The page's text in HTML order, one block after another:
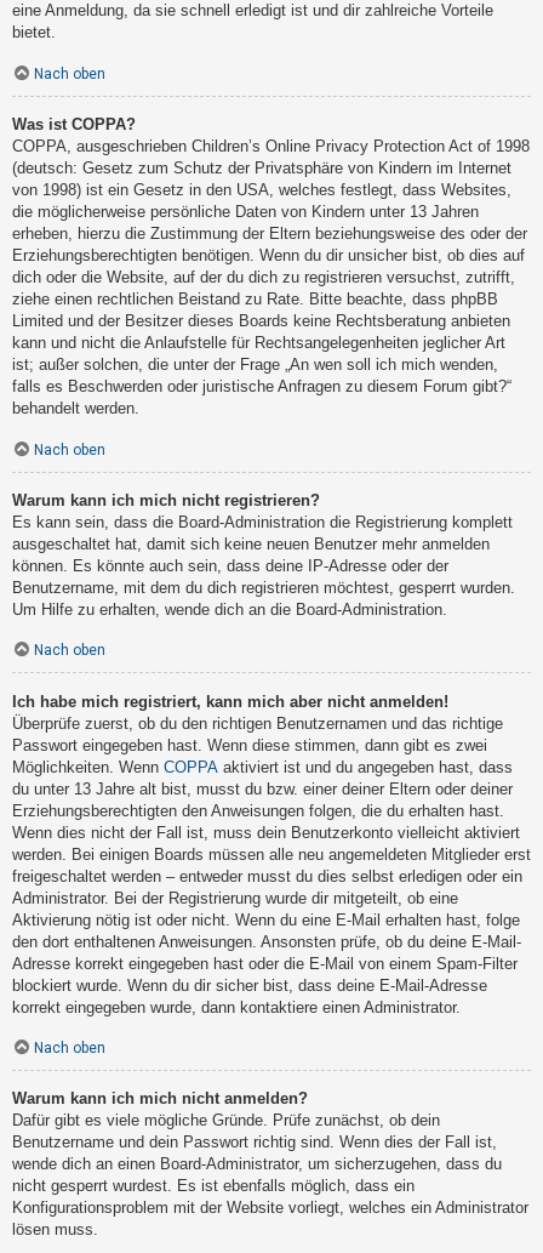
eine Anmeldung, da sie schnell erledigt ist und dir zahlreiche Vorteile
bietet.
Nach oben
Was ist COPPA?
COPPA, ausgeschrieben Children’s Online Privacy Protection Act of 1998
(deutsch: Gesetz zum Schutz der Privatsphäre von Kindern im Internet
von 1998) ist ein Gesetz in den USA, welches festlegt, dass Websites,
die möglicherweise persönliche Daten von Kindern unter 13 Jahren
erheben, hierzu die Zustimmung der Eltern beziehungsweise des oder der
Erziehungsberechtigten benötigen. Wenn du dir unsicher bist, ob dies auf
dich oder die Website, auf der du dich zu registrieren versuchst, zutrifft,
ziehe einen rechtlichen Beistand zu Rate. Bitte beachte, dass phpBB
Limited und der Besitzer dieses Boards keine Rechtsberatung anbieten
kann und nicht die Anlaufstelle für Rechtsangelegenheiten jeglicher Art
ist; außer solchen, die unter der Frage „An wen soll ich mich wenden,
falls es Beschwerden oder juristische Anfragen zu diesem Forum gibt?“
behandelt werden.
Nach oben
Warum kann ich mich nicht registrieren?
Es kann sein, dass die Board-Administration die Registrierung komplett
ausgeschaltet hat, damit sich keine neuen Benutzer mehr anmelden
können. Es könnte auch sein, dass deine IP-Adresse oder der
Benutzername, mit dem du dich registrieren möchtest, gesperrt wurden.
Um Hilfe zu erhalten, wende dich an die Board-Administration.
Nach oben
Ich habe mich registriert, kann mich aber nicht anmelden!
Überprüfe zuerst, ob du den richtigen Benutzernamen und das richtige
Passwort eingegeben hast. Wenn diese stimmen, dann gibt es zwei
Möglichkeiten. Wenn COPPA aktiviert ist und du angegeben hast, dass
du unter 13 Jahre alt bist, musst du bzw. einer deiner Eltern oder deiner
Erziehungsberechtigten den Anweisungen folgen, die du erhalten hast.
Wenn dies nicht der Fall ist, muss dein Benutzerkonto vielleicht aktiviert
werden. Bei einigen Boards müssen alle neu angemeldeten Mitglieder erst
freigeschaltet werden – entweder musst du dies selbst erledigen oder ein
Administrator. Bei der Registrierung wurde dir mitgeteilt, ob eine
Aktivierung nötig ist oder nicht. Wenn du eine E-Mail erhalten hast, folge
den dort enthaltenen Anweisungen. Ansonsten prüfe, ob du deine E-Mail-
Adresse korrekt eingegeben hast oder die E-Mail von einem Spam-Filter
blockiert wurde. Wenn du dir sicher bist, dass deine E-Mail-Adresse
korrekt eingegeben wurde, dann kontaktiere einen Administrator.
Nach oben
Warum kann ich mich nicht anmelden?
Dafür gibt es viele mögliche Gründe. Prüfe zunächst, ob dein
Benutzername und dein Passwort richtig sind. Wenn dies der Fall ist,
wende dich an einen Board-Administrator, um sicherzugehen, dass du
nicht gesperrt wurdest. Es ist ebenfalls möglich, dass ein
Konfigurationsproblem mit der Website vorliegt, welches ein Administrator
lösen muss.